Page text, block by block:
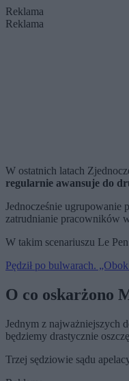
Reklama
Reklama
W ostatnich latach
regularnie awansuje do
Jednocześnie ugrupowanie
zatrudnianie pracowników
W takim scenariuszu Le
Pędził po bulwarach.
O co oskarżono
Jednym z najważniejszych
będziemy drastycznie
Trzej sędziowie sądu